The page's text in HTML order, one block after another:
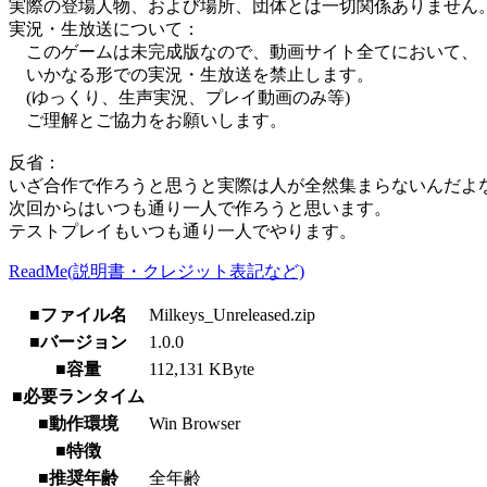
実際の登場人物、および場所、団体とは一切関係ありません。
実況・生放送について：
このゲームは未完成版なので、動画サイト全てにおいて、
いかなる形での実況・生放送を禁止します。
(ゆっくり、生声実況、プレイ動画のみ等)
ご理解とご協力をお願いします。
反省：
いざ合作で作ろうと思うと実際は人が全然集まらないんだよ
次回からはいつも通り一人で作ろうと思います。
テストプレイもいつも通り一人でやります。
ReadMe(説明書・クレジット表記など)
■ファイル名
Milkeys_Unreleased.zip
■バージョン
1.0.0
■容量
112,131 KByte
■必要ランタイム
■動作環境
Win Browser
■特徴
■推奨年齢
全年齢